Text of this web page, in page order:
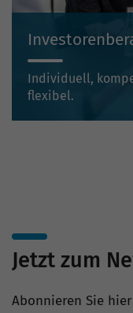
Individuell,
flexibel.
Jetzt zum
Abonnieren Sie